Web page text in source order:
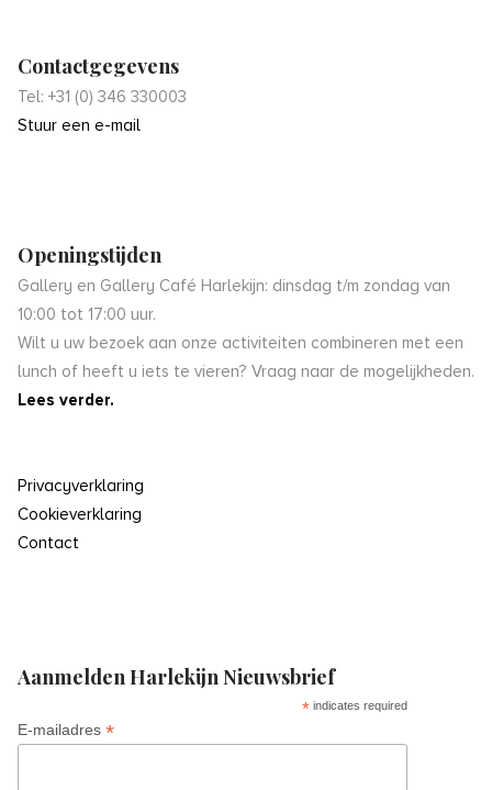
Contactgegevens
Tel: +31 (0) 346 330003
Stuur een e-mail
Openingstijden
Gallery en Gallery Café Harlekijn: dinsdag t/m zondag van
10:00 tot 17:00 uur.
Wilt u uw bezoek aan onze activiteiten combineren met een
lunch of heeft u iets te vieren? Vraag naar de mogelijkheden.
Lees verder.
Privacyverklaring
Cookieverklaring
Contact
Aanmelden Harlekijn Nieuwsbrief
* indicates required
E-mailadres *